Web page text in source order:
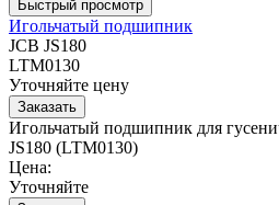
Игольчатый подшипник
JCB JS180
LTM0130
Уточняйте цену
Игольчатый подшипник для
JS180 (LTM0130)
Цена:
Уточняйте